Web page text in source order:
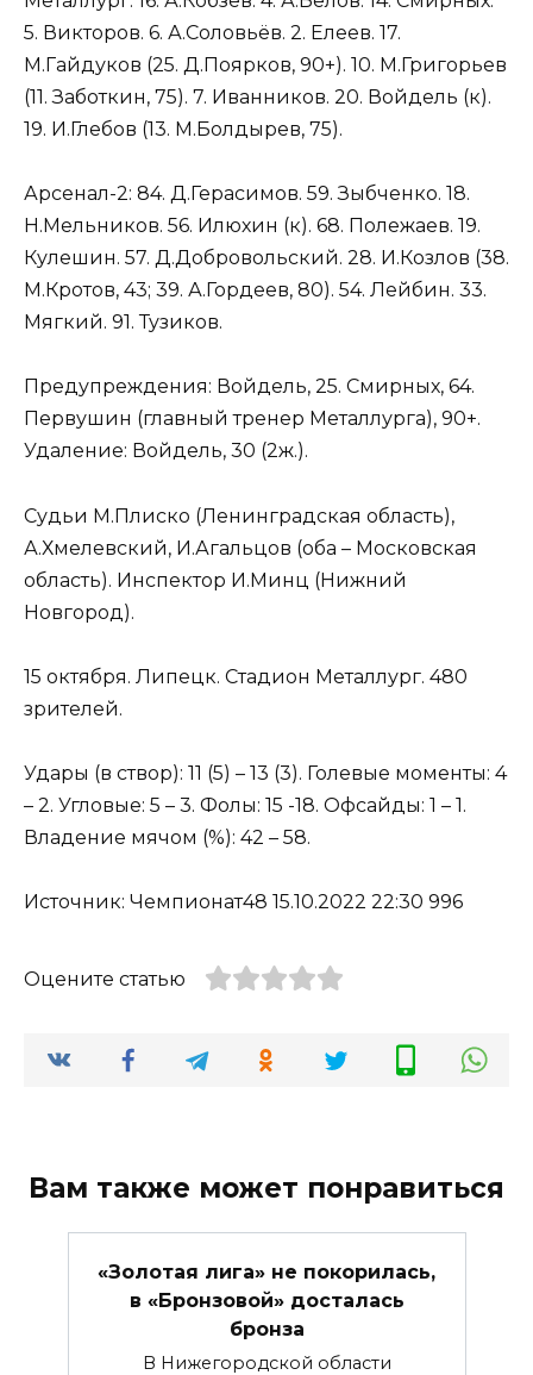
5. Викторов. 6. А.Соловьёв. 2. Елеев. 17.
М.Гайдуков (25. Д.Поярков, 90+). 10. М.Григорьев
(11. Заботкин, 75). 7. Иванников. 20. Войдель (к).
19. И.Глебов (13. М.Болдырев, 75).
Арсенал-2: 84. Д.Герасимов. 59. Зыбченко. 18.
Н.Мельников. 56. Илюхин (к). 68. Полежаев. 19.
Кулешин. 57. Д.Добровольский. 28. И.Козлов (38.
М.Кротов, 43; 39. А.Гордеев, 80). 54. Лейбин. 33.
Мягкий. 91. Тузиков.
Предупреждения: Войдель, 25. Смирных, 64.
Первушин (главный тренер Металлурга), 90+.
Удаление: Войдель, 30 (2ж.).
Судьи М.Плиско (Ленинградская область),
А.Хмелевский, И.Агальцов (оба – Московская
область). Инспектор И.Минц (Нижний
Новгород).
15 октября. Липецк. Стадион Металлург. 480
зрителей.
Удары (в створ): 11 (5) – 13 (3). Голевые моменты: 4
– 2. Угловые: 5 – 3. Фолы: 15 -18. Офсайды: 1 – 1.
Владение мячом (%): 42 – 58.
Источник: Чемпионат48 15.10.2022 22:30 996
Оцените статью
Вам также может понравиться
«Золотая лига» не покорилась,
в «Бронзовой» досталась
бронза
В Нижегородской области